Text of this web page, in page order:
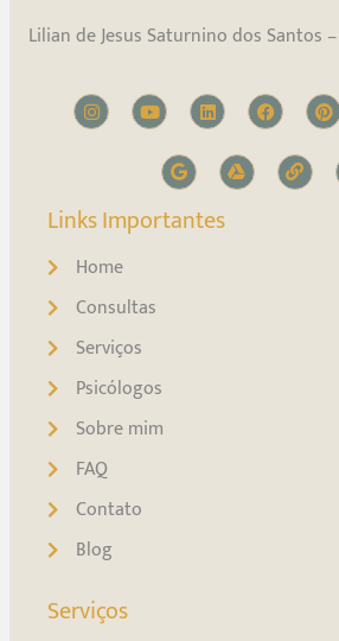
Lilian de Jesus Saturnino dos Santos –
Links Importantes
Home
Consultas
Serviços
Psicólogos
Sobre mim
FAQ
Contato
Blog
Serviços